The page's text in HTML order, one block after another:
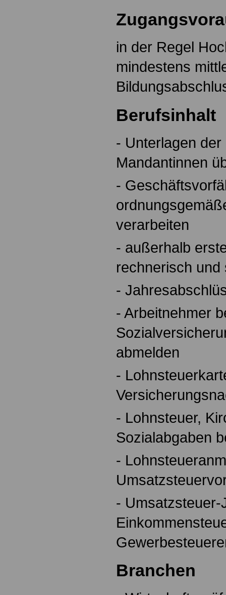
in der Regel
mindestens
Berufsinhalt
- Unterlagen
Mandantinnen
-
verarbeiten
- außerhalb
rechnerisch
-
- Arbeitnehmer
abmelden
-
- Lohnsteuer,
Sozialabgaben
-
-
Branchen